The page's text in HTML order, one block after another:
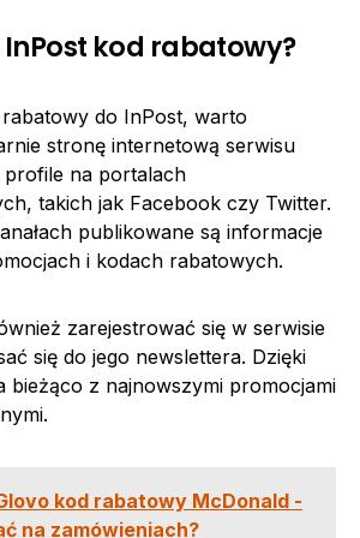
kod rabatowy?
do InPost, warto
stronę internetową serwisu
profile na portalach
takich jak Facebook czy Twitter.
publikowane są informacje
i kodach rabatowych.
zarejestrować się w serwisie
się do jego newslettera. Dzięki
bieżąco z najnowszymi promocjami
kod rabatowy McDonald -
na zamówieniach?